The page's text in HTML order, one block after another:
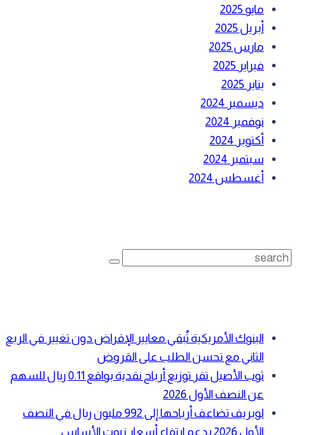
مايو 2025
أبريل 2025
مارس 2025
فبراير 2025
يناير 2025
ديسمبر 2024
نوفمبر 2024
أكتوبر 2024
سبتمبر 2024
أغسطس 2024
Search
البنوك الأمريكية تُبقي معايير الإقراض دون تغيير في الربع
الثاني مع تحسن الطلب على القروض
ثوب الأصيل تقر توزيع أرباح نقدية بواقع 0.11 ريال للسهم
عن النصف الأول 2026
لوبريف تضاعف أرباحها إلى 992 مليون ريال في النصف
الأول 2026 بدعم ارتفاع أسعار زيوت الأساس